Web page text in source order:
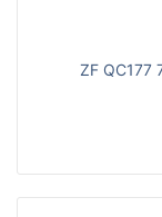
ZF QC177